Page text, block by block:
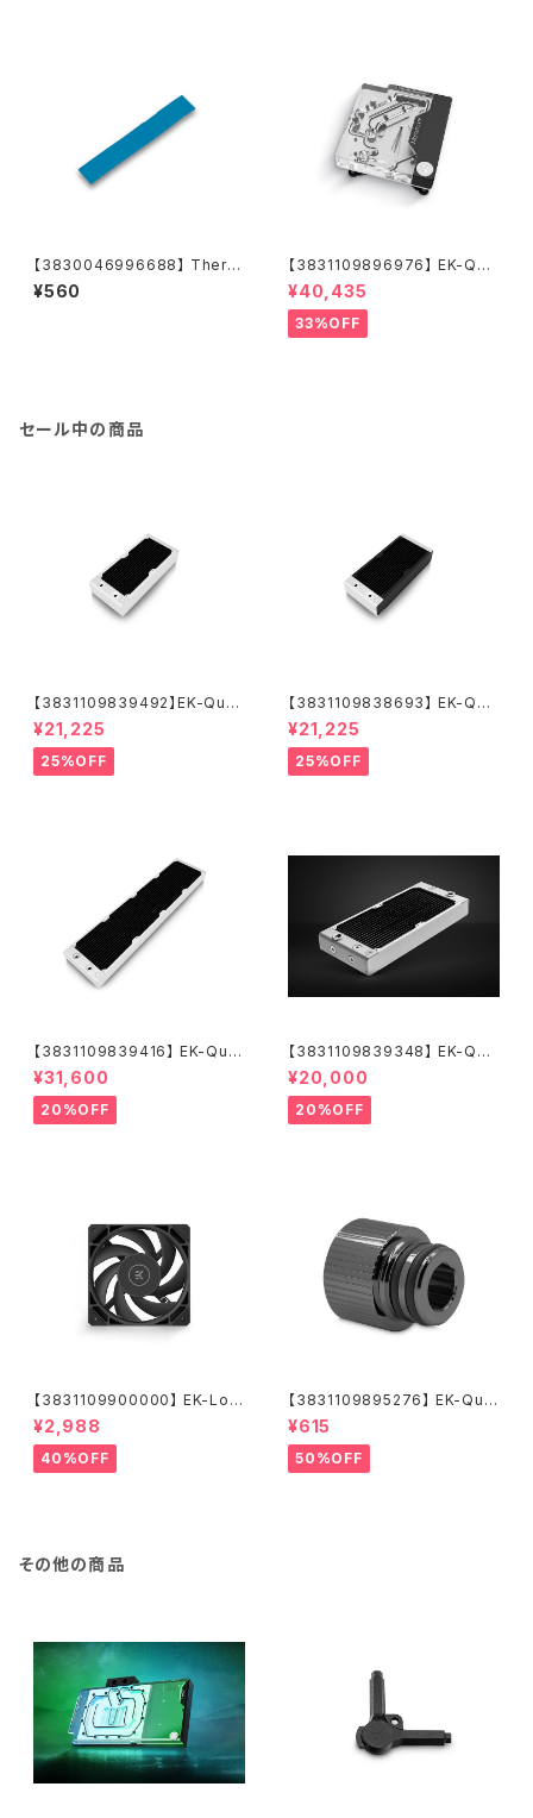
【3830046996688】 Therm
al PAD E 0.5mm - (RAM 8X)
¥560
【3831109896976】 EK-Qua
ntum Momentum² ROG Stri
x Z690-I Gaming D-RGB -
Plexi
¥40,435
33%OFF
セール中の商品
【3831109839492】EK-Quan
tum Surface X240M - Whit
e
¥21,225
25%OFF
【3831109838693】 EK-Qua
ntum Surface X240M - Bla
ck
¥21,225
25%OFF
【3831109839416】 EK-Qua
ntum Surface P560M - Whi
te
¥31,600
20%OFF
【3831109839348】 EK-Qua
ntum Surface P280M X-Flo
w - White
¥20,000
20%OFF
【3831109900000】 EK-Loo
p Fan FPT 120 - Black (550
-2300rpm)
¥2,988
40%OFF
【3831109895276】 EK-Qua
ntum Torque Push-In Adap
ter M 14 - Black Nickel
¥615
50%OFF
その他の商品